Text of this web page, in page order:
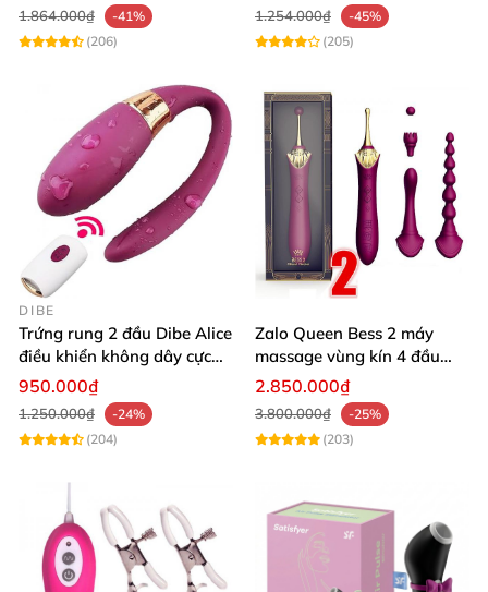
1.864.000₫
-41%
(206)
1.254.000₫
-45%
(205)
DIBE
Trứng rung 2 đầu Dibe Alice
điều khiển không dây cực
phê
950.000₫
1.250.000₫
-24%
(204)
Zalo Queen Bess 2 máy
massage vùng kín 4 đầu
thay thế kích thích đa điểm
2.850.000₫
3.800.000₫
-25%
(203)